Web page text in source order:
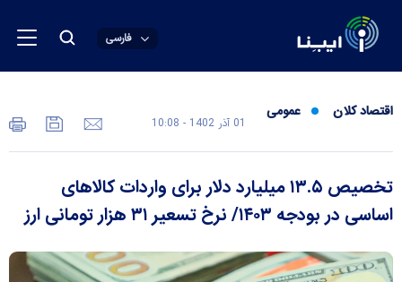
فارسی
اقتصاد کلان عمومی
01 آذر 1402 - 10:08
تخصیص ۱۳.۵ میلیارد دلار برای واردات کالا‌های
اساسی در بودجه ۱۴۰۳/ نرخ تسعیر ۳۱ هزار تومانی ارز